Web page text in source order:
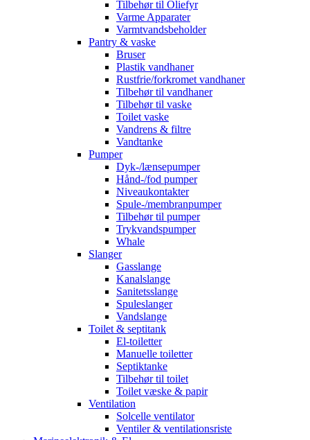
Tilbehør til Oliefyr
Varme Apparater
Varmtvandsbeholder
Pantry & vaske
Bruser
Plastik vandhaner
Rustfrie/forkromet vandhaner
Tilbehør til vandhaner
Tilbehør til vaske
Toilet vaske
Vandrens & filtre
Vandtanke
Pumper
Dyk-/lænsepumper
Hånd-/fod pumper
Niveaukontakter
Spule-/membranpumper
Tilbehør til pumper
Trykvandspumper
Whale
Slanger
Gasslange
Kanalslange
Sanitetsslange
Spuleslanger
Vandslange
Toilet & septitank
El-toiletter
Manuelle toiletter
Septiktanke
Tilbehør til toilet
Toilet væske & papir
Ventilation
Solcelle ventilator
Ventiler & ventilationsriste